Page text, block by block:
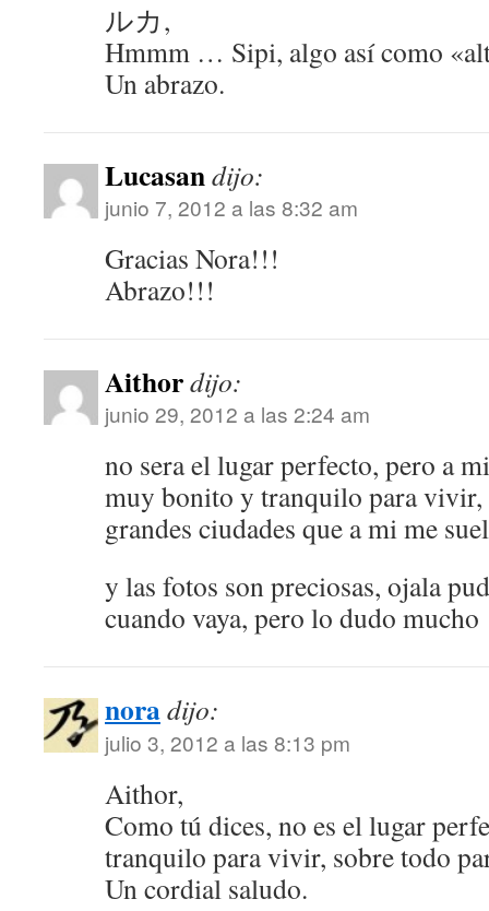
ルカ,
Hmmm … Sipi, algo así como
Un abrazo.
Lucasandijo:
junio 7, 2012 a las 8:32 am
Gracias Nora!!!
Abrazo!!!
Aithordijo:
junio 29, 2012 a las 2:24 am
no sera el lugar perfecto, pero a
muy bonito y tranquilo para vivir,
grandes ciudades que a mi me
y las fotos son preciosas, ojala
cuando vaya, pero lo dudo mucho
noradijo:
julio 3, 2012 a las 8:13 pm
Aithor,
Como tú dices, no es el lugar
tranquilo para vivir, sobre todo
Un cordial saludo.